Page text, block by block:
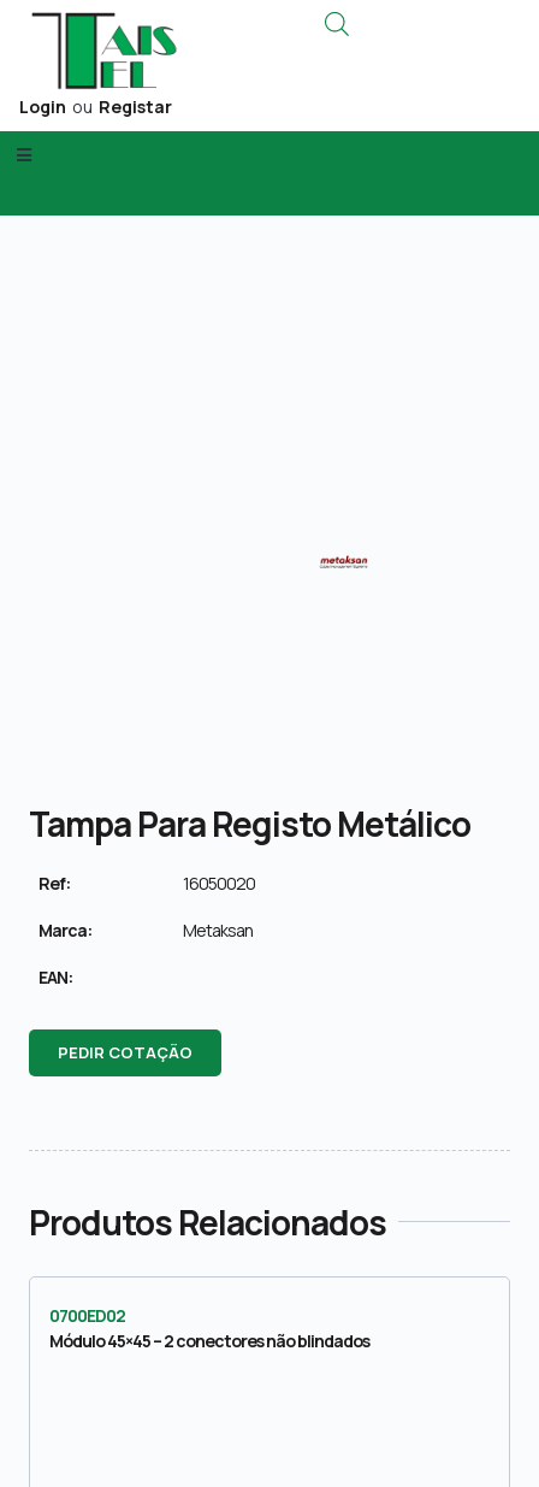
Login ou Registar
Tampa Para Registo Metálico
Ref: 16050020
Marca: Metaksan
EAN:
PEDIR COTAÇÃO
Produtos Relacionados
0700ED02
Módulo 45×45 – 2 conectores não blindados